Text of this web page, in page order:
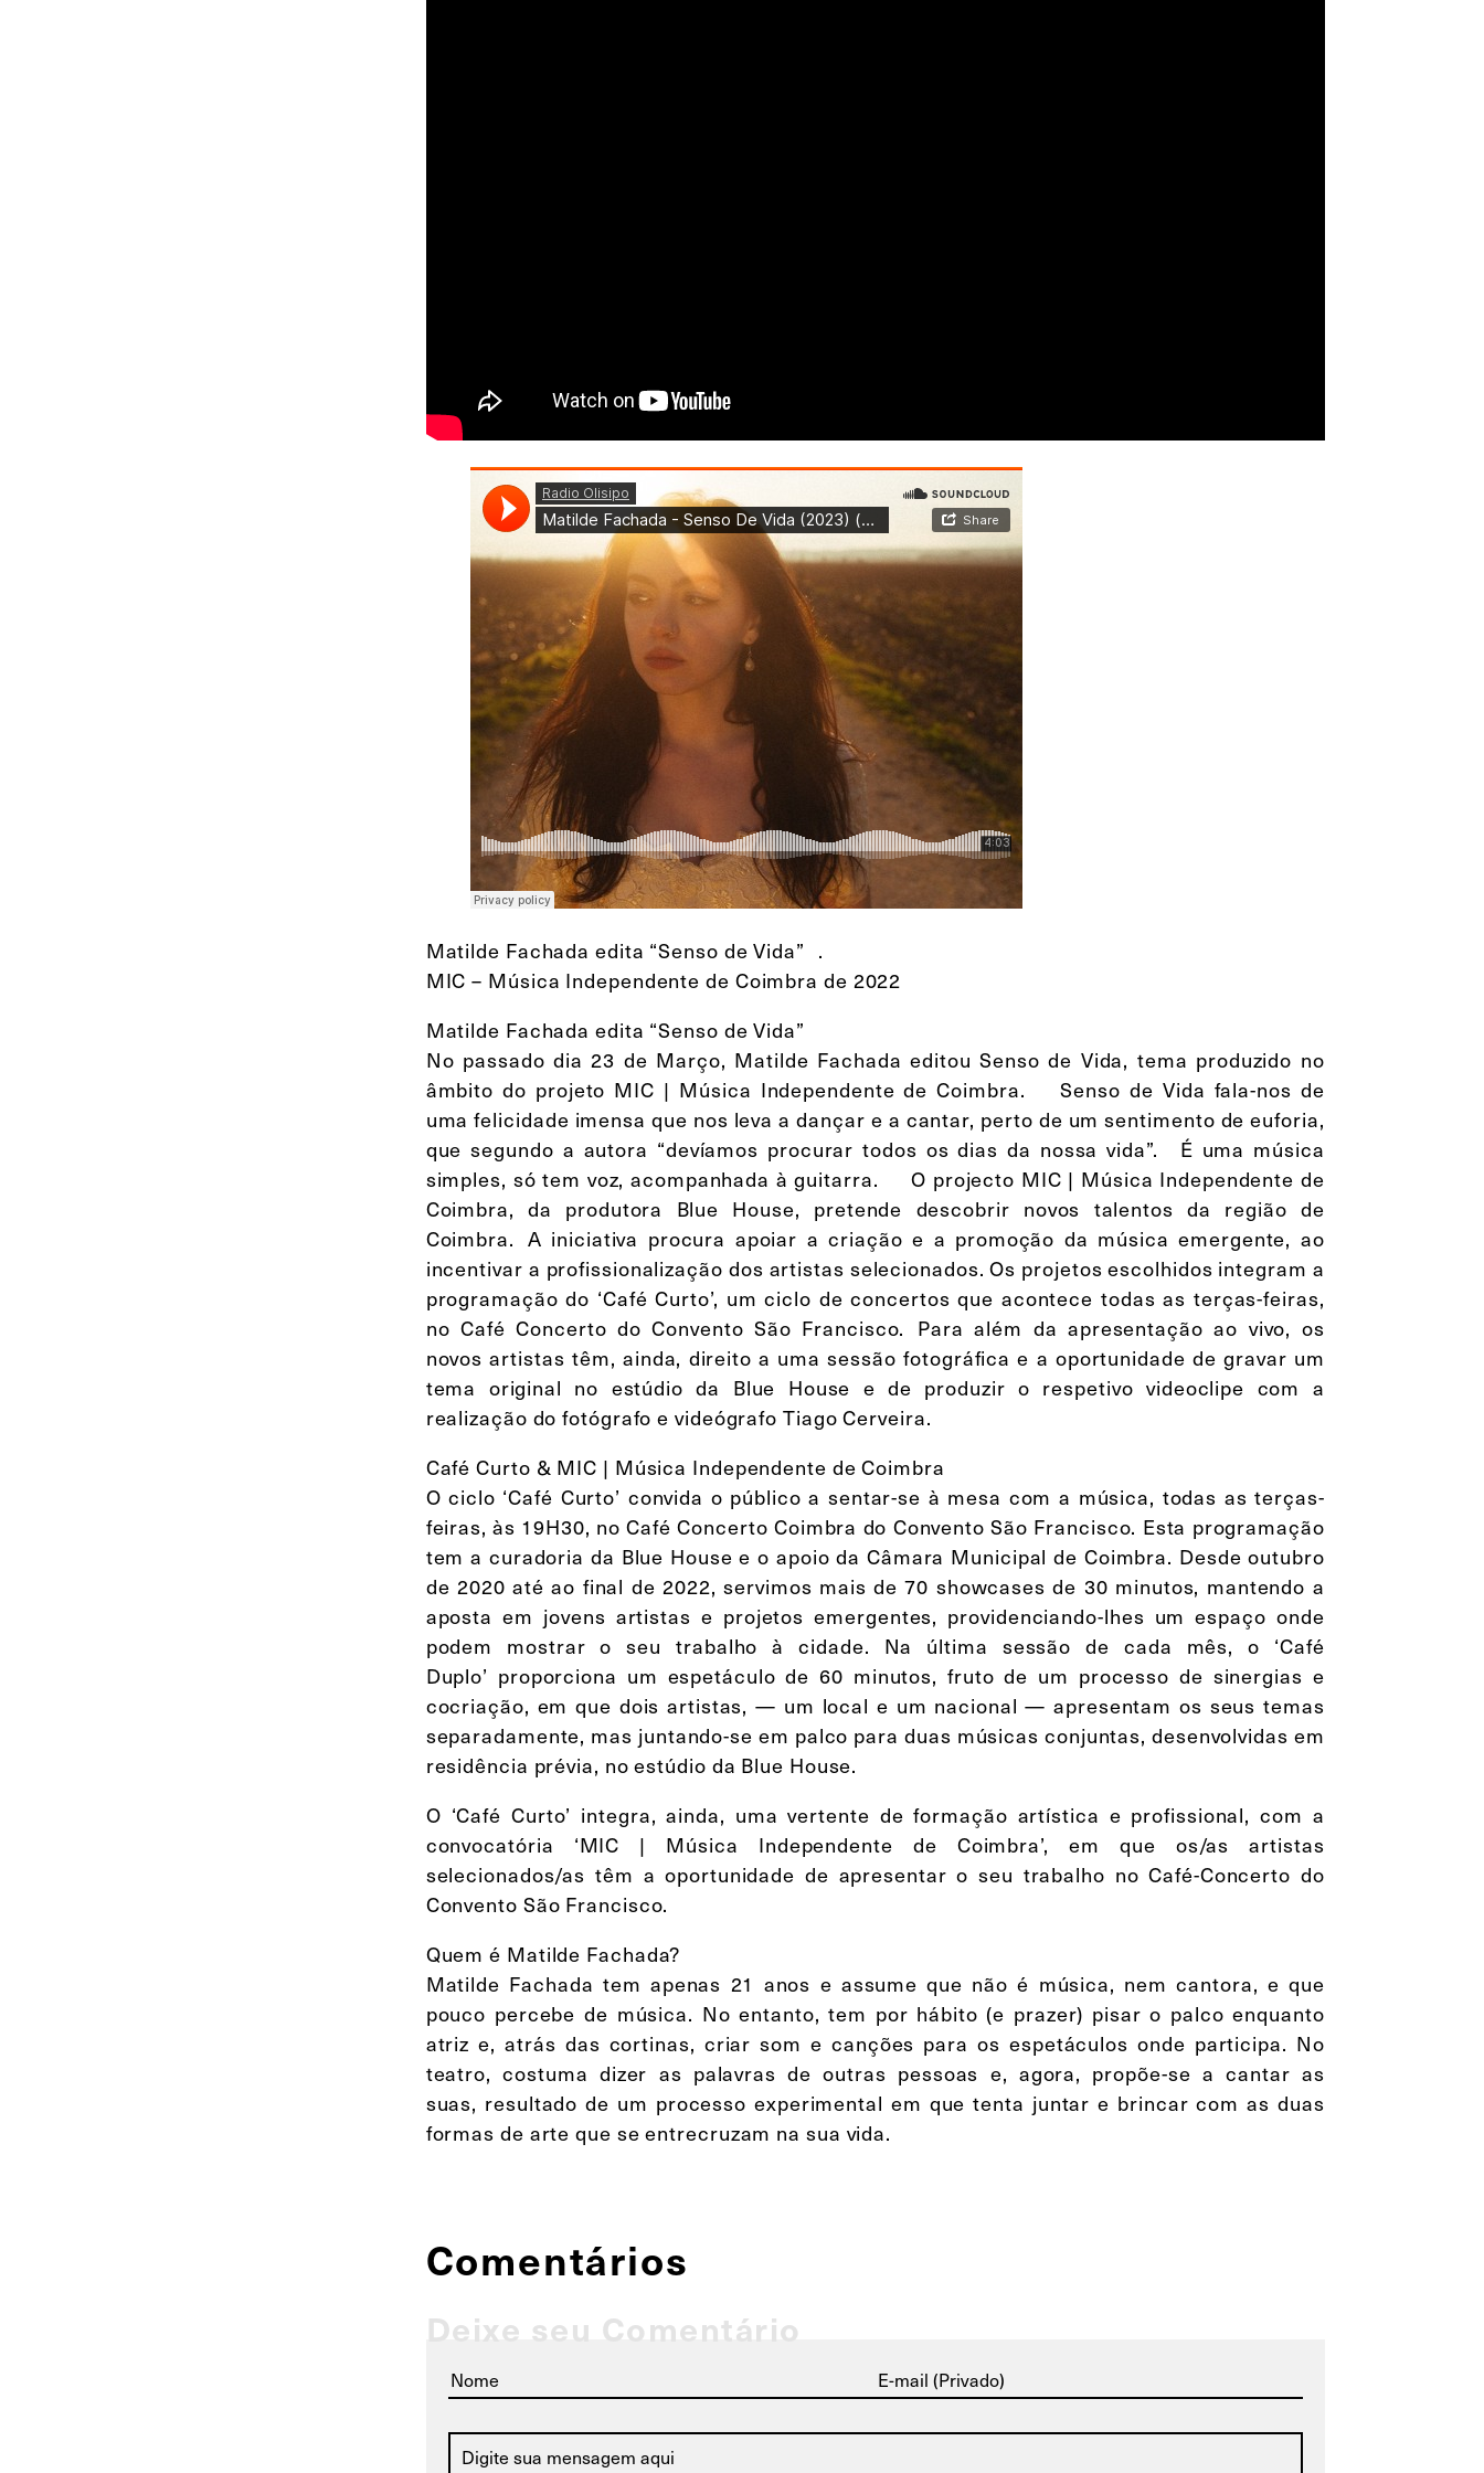
Matilde Fachada edita “Senso de Vida” .
MIC – Música Independente de Coimbra de 2022
Matilde Fachada edita “Senso de Vida”
No passado dia 23 de Março, Matilde Fachada editou Senso de Vida, tema produzido no
âmbito do projeto MIC | Música Independente de Coimbra. Senso de Vida fala-nos de
uma felicidade imensa que nos leva a dançar e a cantar, perto de um sentimento de euforia,
que segundo a autora “devíamos procurar todos os dias da nossa vida”. É uma música
simples, só tem voz, acompanhada à guitarra. O projecto MIC | Música Independente de
Coimbra, da produtora Blue House, pretende descobrir novos talentos da região de
Coimbra. A iniciativa procura apoiar a criação e a promoção da música emergente, ao
incentivar a profissionalização dos artistas selecionados. Os projetos escolhidos integram a
programação do ‘Café Curto’, um ciclo de concertos que acontece todas as terças-feiras,
no Café Concerto do Convento São Francisco. Para além da apresentação ao vivo, os
novos artistas têm, ainda, direito a uma sessão fotográfica e a oportunidade de gravar um
tema original no estúdio da Blue House e de produzir o respetivo videoclipe com a
realização do fotógrafo e videógrafo Tiago Cerveira.
Café Curto & MIC | Música Independente de Coimbra
O ciclo ‘Café Curto’ convida o público a sentar-se à mesa com a música, todas as terças-
feiras, às 19H30, no Café Concerto Coimbra do Convento São Francisco. Esta programação
tem a curadoria da Blue House e o apoio da Câmara Municipal de Coimbra. Desde outubro
de 2020 até ao final de 2022, servimos mais de 70 showcases de 30 minutos, mantendo a
aposta em jovens artistas e projetos emergentes, providenciando-lhes um espaço onde
podem mostrar o seu trabalho à cidade. Na última sessão de cada mês, o ‘Café
Duplo’ proporciona um espetáculo de 60 minutos, fruto de um processo de sinergias e
cocriação, em que dois artistas, — um local e um nacional — apresentam os seus temas
separadamente, mas juntando-se em palco para duas músicas conjuntas, desenvolvidas em
residência prévia, no estúdio da Blue House.
O ‘Café Curto’ integra, ainda, uma vertente de formação artística e profissional, com a
convocatória ‘MIC | Música Independente de Coimbra’, em que os/as artistas
selecionados/as têm a oportunidade de apresentar o seu trabalho no Café-Concerto do
Convento São Francisco.
Quem é Matilde Fachada?
Matilde Fachada tem apenas 21 anos e assume que não é música, nem cantora, e que
pouco percebe de música. No entanto, tem por hábito (e prazer) pisar o palco enquanto
atriz e, atrás das cortinas, criar som e canções para os espetáculos onde participa. No
teatro, costuma dizer as palavras de outras pessoas e, agora, propõe-se a cantar as
suas, resultado de um processo experimental em que tenta juntar e brincar com as duas
formas de arte que se entrecruzam na sua vida.
Comentários
Deixe seu Comentário